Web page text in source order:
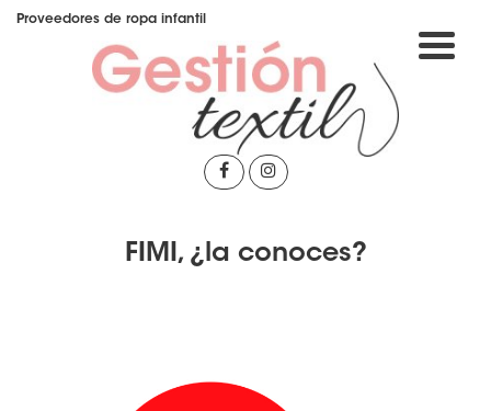
Proveedores de ropa infantil
FIMI, ¿la conoces?